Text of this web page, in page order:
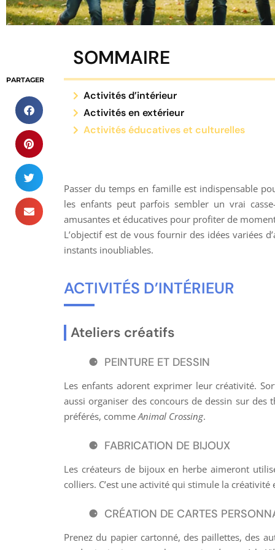
PARTAGER
SOMMAIRE
Activités d’intérieur
Activités en extérieur
Activités éducatives et culturelles
Passer du temps en famille est indispensable
les enfants peut parfois sembler un vrai
amusantes et éducatives pour profiter de
L’objectif est de vous fournir des idées variées
instants inoubliables.
ACTIVITÉS D’INTÉRIEUR
Ateliers créatifs
PEINTURE ET DESSIN
Les enfants adorent exprimer leur créativité.
aussi organiser des concours de dessin sur
préférés, commeAnimal Crossing.
FABRICATION DE BIJOUX
Les créateurs de bijoux en herbe aimeront
colliers. C’est une activité qui stimule la
CRÉATION DE CARTES
Prenez du papier cartonné, des paillettes, des